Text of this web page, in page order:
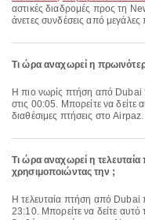
αστικές διαδρομές προς τη
άνετες συνδέσεις από μεγάλες
Τι ώρα αναχωρεί η
Η πιο νωρίς πτήση από Dubai προς New Delhi με την Air India αναχωρεί
στις 00:05. Μπορείτε να δείτε
διαθέσιμες πτήσεις στο Airpaz.
Τι ώρα αναχωρεί η
χρησιμοποιώντας την ;
Η τελευταία πτήση από Dubai προς New Delhi με την H1 αναχωρεί στις
23:10. Μπορείτε να δείτε αυτό